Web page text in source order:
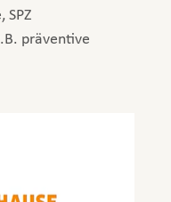
SPZ
präventive